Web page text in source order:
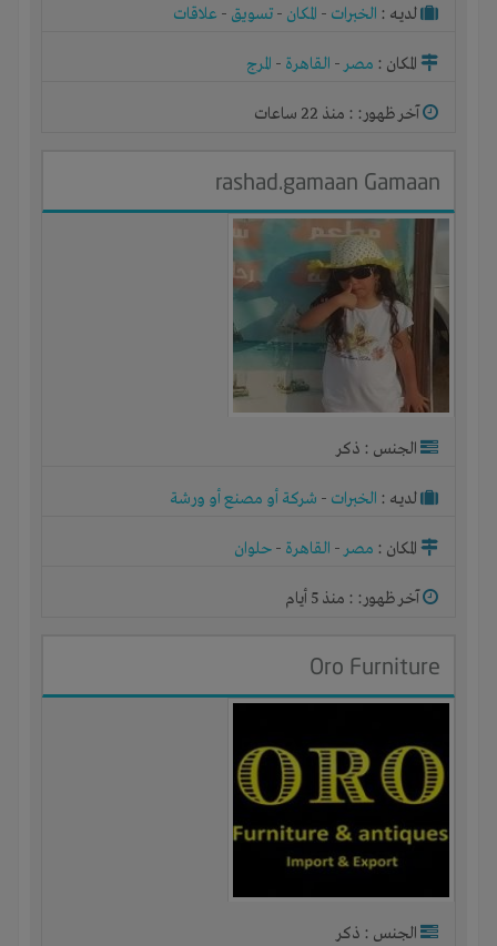
لديـه : الخبرات - المكان - تسويق - علاقات
المكان : مصر- القاهرة - المرج
آخر ظهور: : منذ 22 ساعات
rashad.gamaan Gamaan
الجنس : ذكر
لديـه : الخبرات - شركة أو مصنع أو ورشة
المكان : مصر- القاهرة - حلوان
آخر ظهور: : منذ 5 أيام
Oro Furniture
الجنس : ذكر